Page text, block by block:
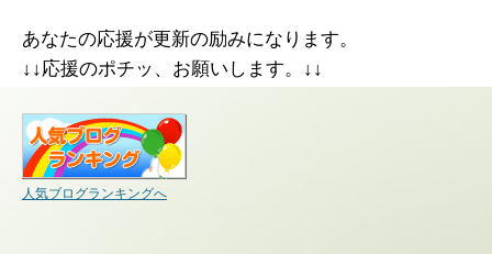
あなたの応援が更新の励みになります。
↓↓応援のポチッ、お願いします。↓↓
人気ブログランキングへ